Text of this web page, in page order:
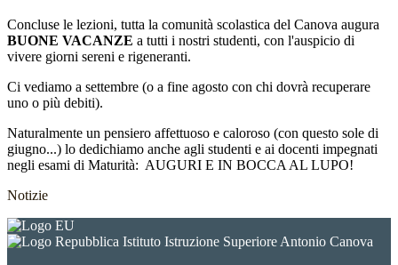
Concluse le lezioni, tutta la comunità scolastica del Canova augura
BUONE VACANZE a tutti i nostri studenti, con l'auspicio di
vivere giorni sereni e rigeneranti.
Ci vediamo a settembre (o a fine agosto con chi dovrà recuperare
uno o più debiti).
Naturalmente un pensiero affettuoso e caloroso (con questo sole di
giugno...) lo dedichiamo anche agli studenti e ai docenti impegnati
negli esami di Maturità: AUGURI E IN BOCCA AL LUPO!
Notizie
Istituto Istruzione Superiore Antonio Canova